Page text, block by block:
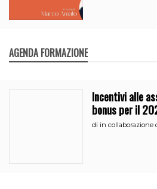
AGENDA FORMAZIONE
Incentivi alle
bonus per il
di in collaborazione